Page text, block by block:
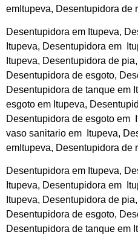
emItupeva, Desentupidora de
Desentupidora em Itupeva,
Itupeva, Desentupidora em
Itupeva, Desentupidora de
Desentupidora de esgoto,
Desentupidora de tanque em
esgoto em Itupeva,
Desentupidora de esgoto em
vaso sanitario em Itupeva,
emItupeva, Desentupidora de
Desentupidora em Itupeva,
Itupeva, Desentupidora em
Itupeva, Desentupidora de
Desentupidora de esgoto,
Desentupidora de tanque em